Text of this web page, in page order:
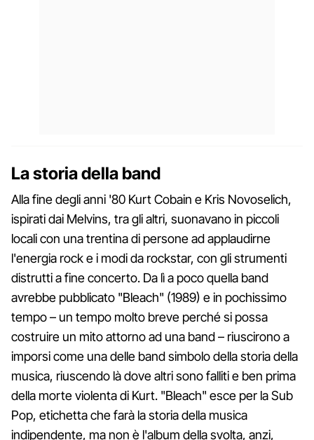
La storia della band
Alla fine degli anni '80 Kurt Cobain e Kris Novoselich,
ispirati dai Melvins, tra gli altri, suonavano in piccoli
locali con una trentina di persone ad applaudirne
l'energia rock e i modi da rockstar, con gli strumenti
distrutti a fine concerto. Da lì a poco quella band
avrebbe pubblicato "Bleach" (1989) e in pochissimo
tempo – un tempo molto breve perché si possa
costruire un mito attorno ad una band – riuscirono a
imporsi come una delle band simbolo della storia della
musica, riuscendo là dove altri sono falliti e ben prima
della morte violenta di Kurt. "Bleach" esce per la Sub
Pop, etichetta che farà la storia della musica
indipendente, ma non è l'album della svolta, anzi,